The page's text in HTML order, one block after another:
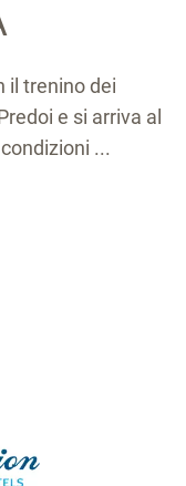
il trenino dei
e si arriva al
...